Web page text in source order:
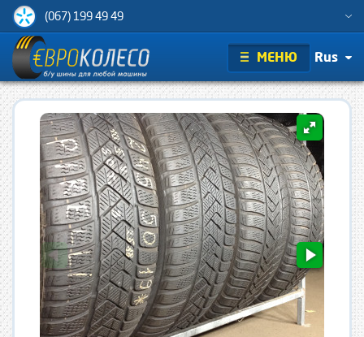
(067) 199 49 49
МЕНЮ Rus